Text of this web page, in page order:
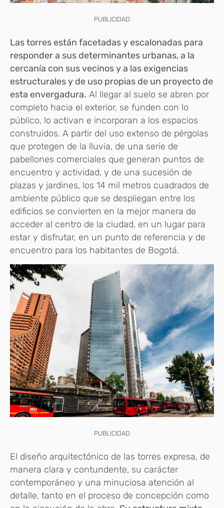
PUBLICIDAD
Las torres están facetadas y escalonadas para
responder a sus determinantes urbanas, a la
cercanía con sus vecinos y a las exigencias
estructurales y de uso propias de un proyecto de
esta envergadura. Al llegar al suelo se abren por
completo hacia el exterior, se funden con lo
público, lo activan e incorporan a los espacios
construidos. A partir del uso extenso de pérgolas
que protegen de la lluvia, de una serie de
pabellones comerciales que generan puntos de
encuentro y actividad, y de una sucesión de
plazas y jardines, los 14 mil metros cuadrados de
ambiente público que se despliegan entre los
edificios se convierten en la mejor manera de
acceder al centro de la ciudad, en un lugar para
estar y disfrutar, en un punto de referencia y de
encuentro para los habitantes de Bogotá.
PUBLICIDAD
El diseño arquitectónico de las torres expresa, de
manera clara y contundente, su carácter
contemporáneo y una minuciosa atención al
detalle, tanto en el proceso de concepción como